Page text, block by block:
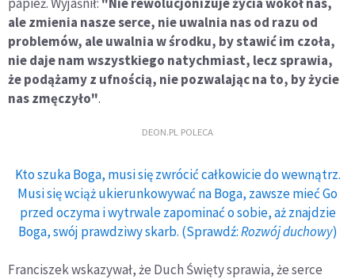
ale zmienia nasze serce, nie uwalnia nas od razu od
problemów, ale uwalnia w środku, by stawić im czoła,
nie daje nam wszystkiego natychmiast, lecz sprawia,
że podążamy z ufnością, nie pozwalając na to, by życie
nas zmęczyło".
DEON.PL POLECA
Kto szuka Boga, musi się zwrócić całkowicie do wewnątrz.
Musi się wciąż ukierunkowywać na Boga, zawsze mieć Go
przed oczyma i wytrwale zapominać o sobie, aż znajdzie
Boga, swój prawdziwy skarb. (Sprawdź:Rozwój duchowy)
Franciszek wskazywał, że Duch Święty sprawia, że serce